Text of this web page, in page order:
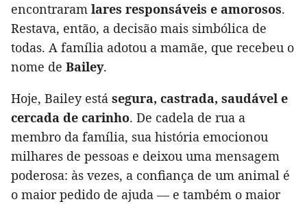
encontraram lares responsáveis e amorosos.
Restava, então, a decisão mais simbólica de
todas. A família adotou a mamãe, que recebeu o
nome de Bailey.
Hoje, Bailey está segura, castrada, saudável e
cercada de carinho. De cadela de rua a
membro da família, sua história emocionou
milhares de pessoas e deixou uma mensagem
poderosa: às vezes, a confiança de um animal é
o maior pedido de ajuda — e também o maior